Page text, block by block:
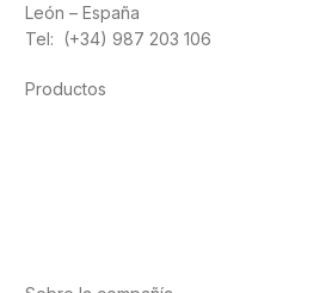
León – España
Tel: (+34) 987 203 106
Productos